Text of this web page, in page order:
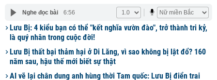
Nghe đọc bài 6:56
Lưu Bị: 4 kiểu bạn có thể "kết nghĩa vườn đào", trở thành tri kỷ,
là quý nhân trong cuộc đời!
Lưu Bị thất bại thảm hại ở Di Lăng, vì sao không bị lật đổ? 160
năm sau, hậu thế mới biết sự thật
AI vẽ lại chân dung anh hùng thời Tam quốc: Lưu Bị điển trai